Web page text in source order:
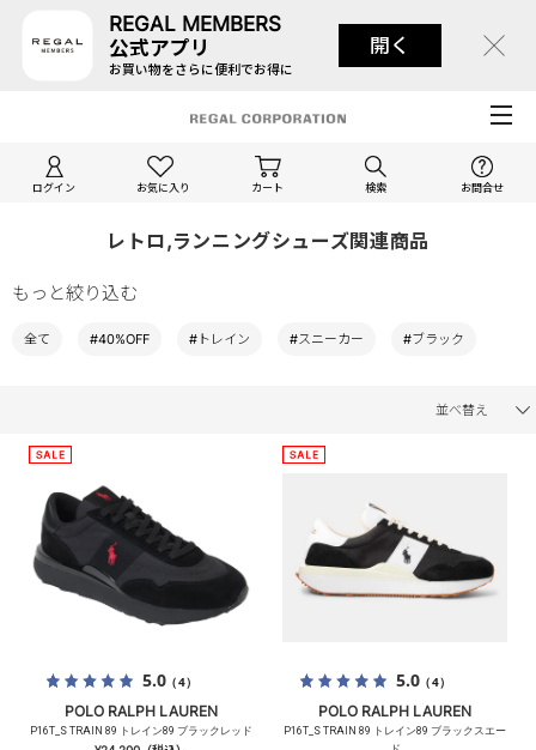
REGAL MEMBERS
公式アプリ
お買い物をさらに便利でお得に
開く
ログイン お気に入り カート 検索 お問合せ
レトロ,ランニングシューズ関連商品
もっと絞り込む
全て #40%OFF #トレイン #スニーカー #ブラック
並べ替え
5.0（4）
POLO RALPH LAUREN
P16T_S TRAIN 89 トレイン89 ブラックレッド
5.0（4）
POLO RALPH LAUREN
P16T_S TRAIN 89 トレイン89 ブラックスエー